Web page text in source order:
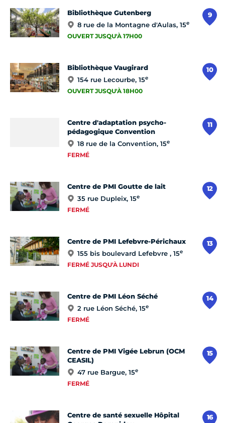
9
Bibliothèque Gutenberg
8 rue de la Montagne d'Aulas, 15e
OUVERT JUSQU'À 17H00
10
Bibliothèque Vaugirard
154 rue Lecourbe, 15e
OUVERT JUSQU'À 18H00
11
Centre d'adaptation psycho-
pédagogique Convention
18 rue de la Convention, 15e
FERMÉ
12
Centre de PMI Goutte de lait
35 rue Dupleix, 15e
FERMÉ
13
Centre de PMI Lefebvre-Périchaux
155 bis boulevard Lefebvre , 15e
FERMÉ JUSQU'À LUNDI
14
Centre de PMI Léon Séché
2 rue Léon Séché, 15e
FERMÉ
15
Centre de PMI Vigée Lebrun (OCM
CEASIL)
47 rue Bargue, 15e
FERMÉ
16
Centre de santé sexuelle Hôpital